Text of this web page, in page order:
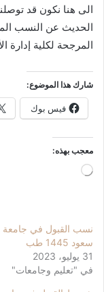
الى هنا نكون قد
المرجحة لكلية إدارة
شارك هذا الموضوع:
فيس بوك
معجب بهذه:
جاري
نسب القبول في جامعة
سعود 1445 طب
31 يوليو، 2023
في "تعليم وجامعات"